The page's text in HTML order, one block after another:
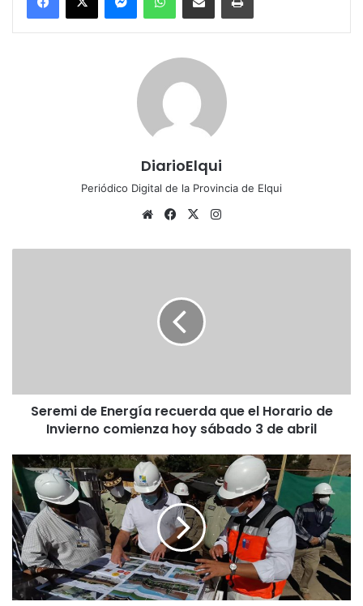
DiarioElqui
Periódico Digital de la Provincia de Elqui
Sitio
Facebook
X
Invierno
comienza
3
de
abril
Seremi de Energía recuerda que el Horario de
Invierno comienza hoy sábado 3 de abril
Culmina
diseño
del
proyecto
para
mejorar
Estadio
Municipal
de